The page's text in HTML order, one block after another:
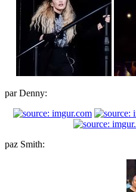
par Denny:
paz Smith: